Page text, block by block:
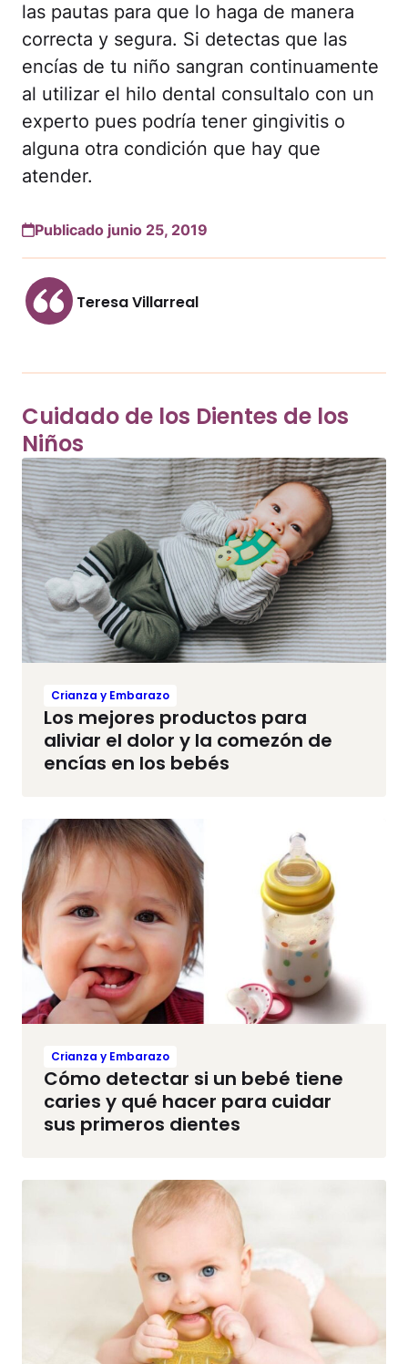
las pautas para que lo haga de manera
correcta y segura. Si detectas que las
encías de tu niño sangran continuamente
al utilizar el hilo dental consultalo con un
experto pues podría tener gingivitis o
alguna otra condición que hay que
atender.
Publicado junio 25, 2019
Teresa Villarreal
Cuidado de los Dientes de los
Niños
Crianza y Embarazo
Los mejores productos para
aliviar el dolor y la comezón de
encías en los bebés
Crianza y Embarazo
Cómo detectar si un bebé tiene
caries y qué hacer para cuidar
sus primeros dientes